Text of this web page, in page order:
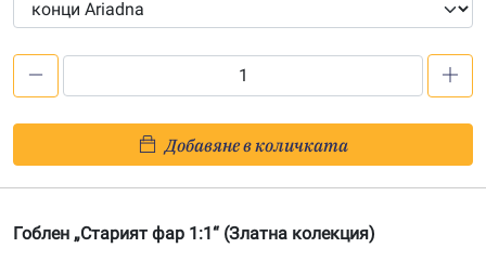
фар
1:1-
Добавяне в количката
Гоблен „Старият фар 1:1“ (Златна колекция)